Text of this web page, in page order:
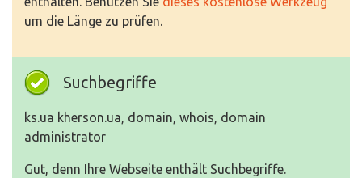
um die Länge zu prüfen.
Suchbegriffe
ks.ua kherson.ua, domain, whois, domain
administrator
Gut, denn Ihre Webseite enthält Suchbegriffe.